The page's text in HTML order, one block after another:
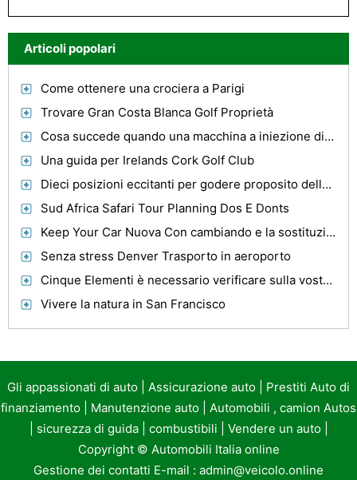
Articoli popolari
Come ottenere una crociera a Parigi
Trovare Gran Costa Blanca Golf Proprietà
Cosa succede quando una macchina a iniezione di carburante esce senza gas?
Una guida per Irelands Cork Golf Club
Dieci posizioni eccitanti per godere proposito della Nuova Zelanda
Sud Africa Safari Tour Planning Dos E Donts
Keep Your Car Nuova Con cambiando e la sostituzione delle parti macchina in tempo
Senza stress Denver Trasporto in aeroporto
Cinque Elementi è necessario verificare sulla vostra politica
Vivere la natura in San Francisco
Gli appassionati di auto Assicurazione auto
Prestiti Auto di
finanziamento
Manutenzione auto
Automobili , camion Autos
sicurezza di guida| combustibili Vendere un auto|
Copyright © Automobili Italia online
Gestione dei contatti E-mail : admin@veicolo.online